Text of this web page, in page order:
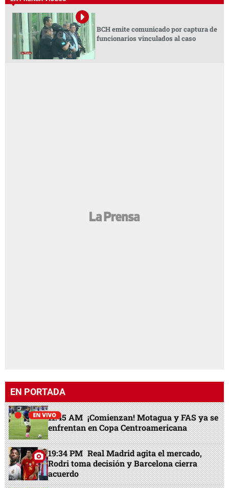
BCH emite comunicado por captura de
funcionarios vinculados al caso
EN PORTADA
11:45 AM ¡Comienzan! Motagua y FAS ya se
enfrentan en Copa Centroamericana
19:34 PM Real Madrid agita el mercado,
Rodri toma decisión y Barcelona cierra
acuerdo